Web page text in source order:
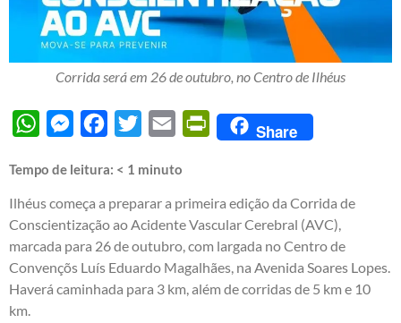
Corrida será em 26 de outubro, no Centro de Ilhéus
WhatsAppMessengerFacebook
Twitter Email PrintFriendly
Share
Tempo de leitura: < 1 minuto
Ilhéus começa a preparar a primeira edição da Corrida de
Conscientização ao Acidente Vascular Cerebral (AVC),
marcada para 26 de outubro, com largada no Centro de
Convençõs Luís Eduardo Magalhães, na Avenida Soares Lopes.
Haverá caminhada para 3 km, além de corridas de 5 km e 10
km.